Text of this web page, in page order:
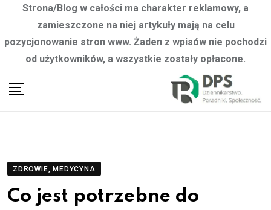
Strona/Blog w całości ma charakter reklamowy, a
zamieszczone na niej artykuły mają na celu
pozycjonowanie stron www. Żaden z wpisów nie pochodzi
od użytkowników, a wszystkie zostały opłacone.
ZDROWIE, MEDYCYNA
Co jest potrzebne do